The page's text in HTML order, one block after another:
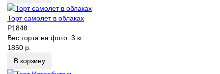
Торт самолет в облаках
P1848
Вес торта на фото: 3 кг
1850 р.
В корзину